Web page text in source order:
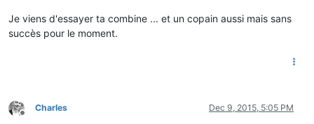
Je viens d'essayer ta combine ... et un copain aussi mais sans
succès pour le moment.
Offline
Charles Dec 9, 2015, 5:05 PM